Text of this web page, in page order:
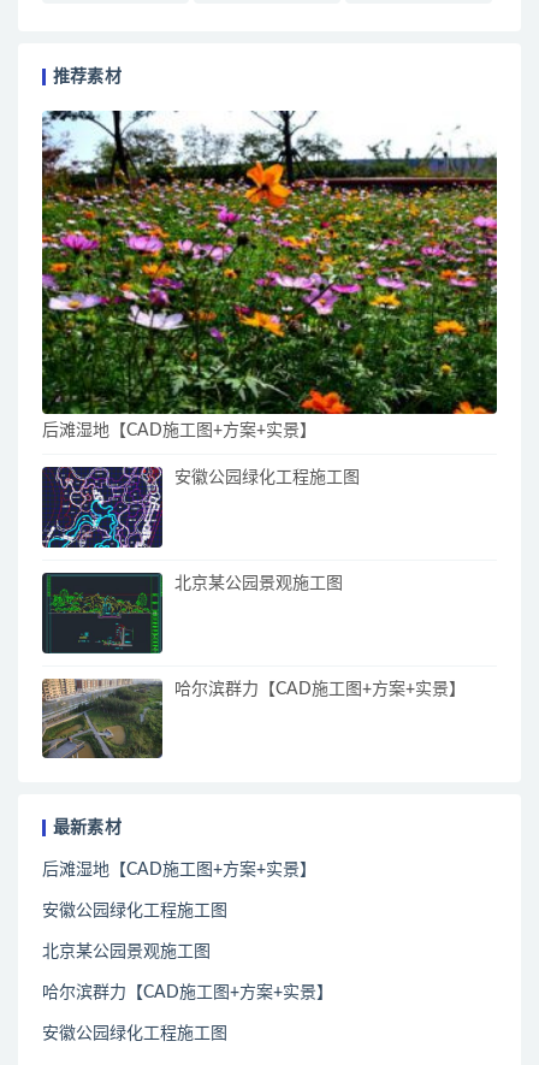
推荐素材
后滩湿地【CAD施工图+方案+实景】
安徽公园绿化工程施工图
北京某公园景观施工图
哈尔滨群力【CAD施工图+方案+实景】
最新素材
后滩湿地【CAD施工图+方案+实景】
安徽公园绿化工程施工图
北京某公园景观施工图
哈尔滨群力【CAD施工图+方案+实景】
安徽公园绿化工程施工图